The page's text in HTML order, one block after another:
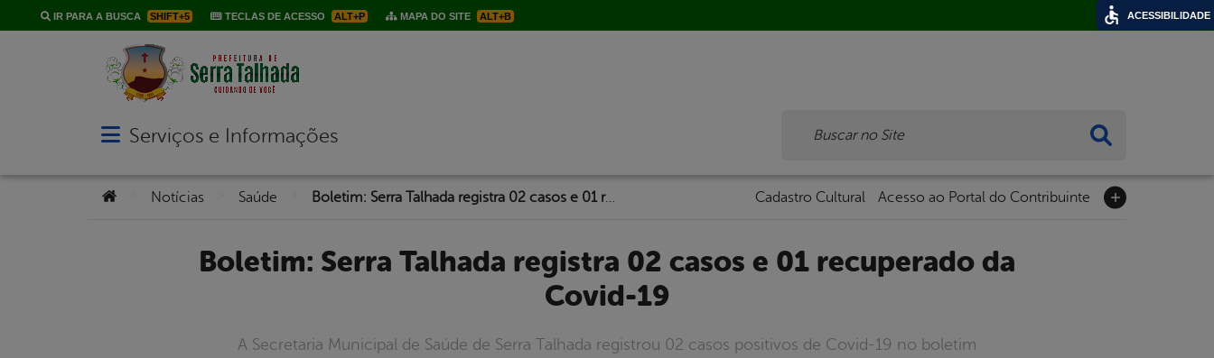
IR PARA A BUSCA SHIFT+5 TECLAS DE ACESSO ALT+P MAPA DO SITE ALT+B
Abrir menu principal de navegação
Serviços e Informações
Você está aqui:
Notícias Saúde Boletim: Serra Talhada registra 02 casos e 01 recuperado da Covid-19 Cadastro Cultural Acesso ao Portal do Contribuinte
Boletim: Serra Talhada registra 02 casos e 01 recuperado da
Covid-19
A Secretaria Municipal de Saúde de Serra Talhada registrou 02 casos positivos de Covid-19 no boletim
ACESSIBILIDADE